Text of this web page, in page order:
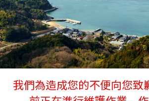
我們為造成您的不便向您致